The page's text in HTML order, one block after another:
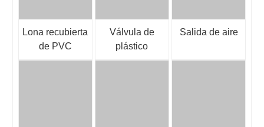
Lona recubierta
de PVC
Válvula de
plástico
Salida de aire